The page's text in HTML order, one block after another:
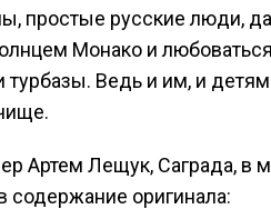
простые русские люди,
Монако и
турбазы. Ведь и им, и
Артем Лещук, Саграда, в
содержание оригинала: